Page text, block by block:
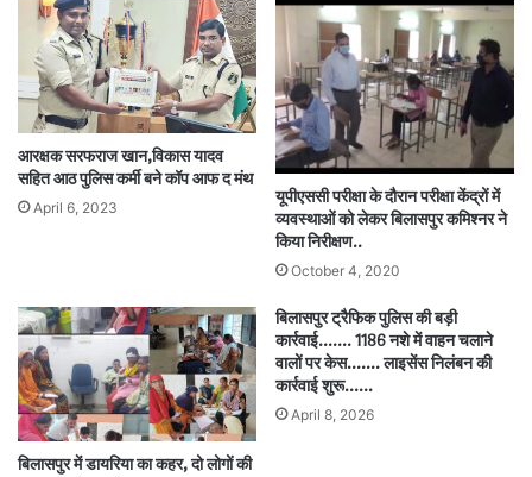
आरक्षक सरफराज खान,विकास यादव
सहित आठ पुलिस कर्मी बने कॉप आफ द मंथ
April 6, 2023
यूपीएससी परीक्षा के दौरान परीक्षा केंद्रों में
व्यवस्थाओं को लेकर बिलासपुर कमिश्नर ने
किया निरीक्षण..
October 4, 2020
बिलासपुर में डायरिया का कहर, दो लोगों की
बिलासपुर ट्रैफिक पुलिस की बड़ी
कार्रवाई……. 1186 नशे में वाहन चलाने
वालों पर केस……. लाइसेंस निलंबन की
कार्रवाई शुरू……
April 8, 2026